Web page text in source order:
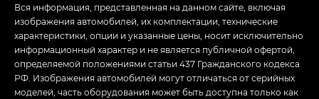
Вся информация, представленная на данном сайте, включая
изображения автомобилей, их комплектации, технические
характеристики, опции и указанные цены, носит исключительно
информационный характер и не является публичной офертой,
определяемой положениями статьи 437 Гражданского кодекса
РФ. Изображения автомобилей могут отличаться от серийных
моделей, часть оборудования может быть доступна только как